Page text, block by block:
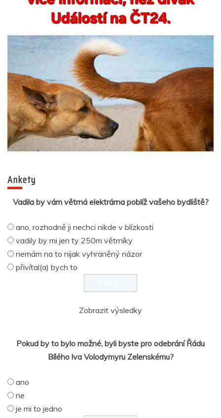
Ankety
Vadila by vám větrná elektrárna poblíž vašeho bydliště?
ano, rozhodně ji nechci nikde v blízkosti
vadily by mi jen ty 250m větrníky
nemám na to nijak vyhraněný názor
přivítal(a) bych to
Zobrazit výsledky
Pokud by to bylo možné, byli byste pro odebrání Řádu
Bílého lva Volodymyru Zelenskému?
ano
ne
je mi to jedno